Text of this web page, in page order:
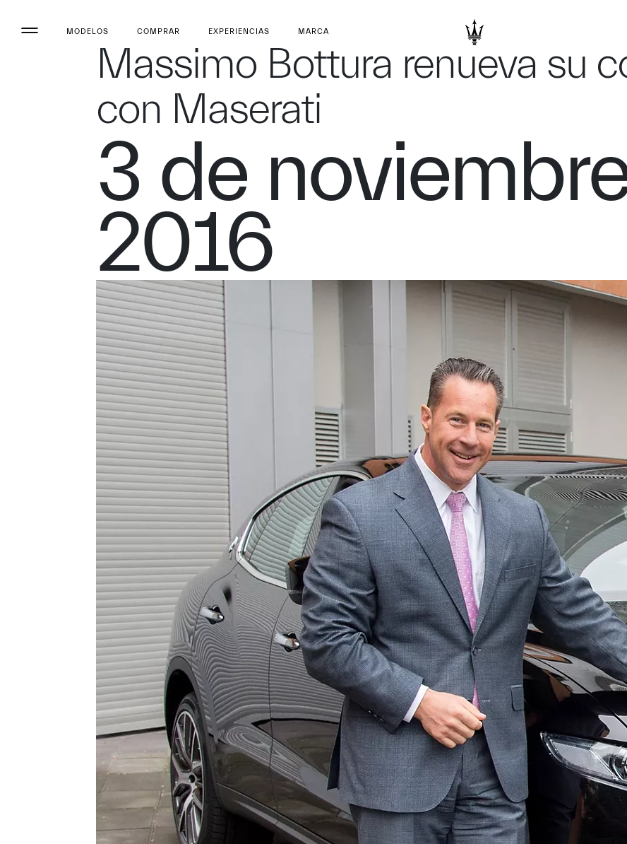
MODELOS COMPRAR EXPERIENCIAS MARCA
Massimo Bottura renueva su
con Maserati
3 de
2016